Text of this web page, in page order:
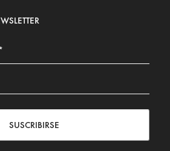
SUSCRIBIRSE